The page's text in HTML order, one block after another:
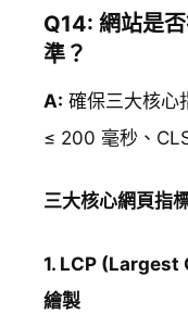
Q14: 網站是
準？
A: 確保三大核心
≤ 200 毫秒、
三大核心網頁指
1. LCP
繪製